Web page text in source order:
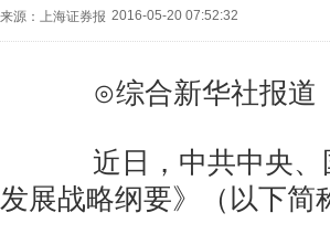
来源：上海证券报 2016-05-20 07:52:32
⊙综合新华社报道
近日，中共中央、
发展战略纲要》（以下简